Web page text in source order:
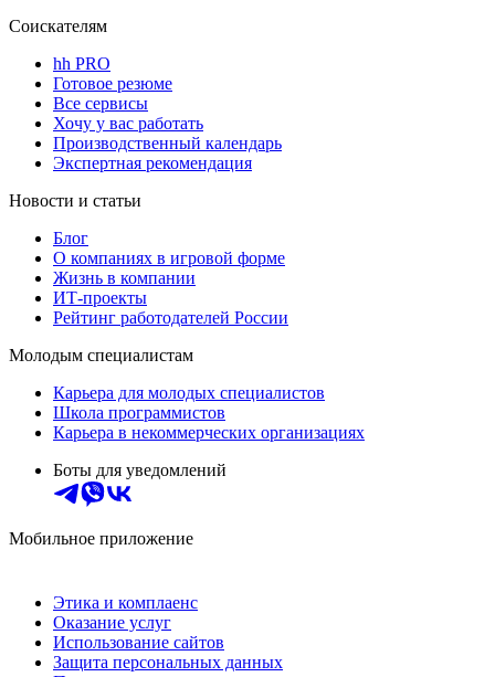
Соискателям
hh PRO
Готовое резюме
Все сервисы
Хочу у вас работать
Производственный календарь
Экспертная рекомендация
Новости и статьи
Блог
О компаниях в игровой форме
Жизнь в компании
ИТ-проекты
Рейтинг работодателей России
Молодым специалистам
Карьера для молодых специалистов
Школа программистов
Карьера в некоммерческих организациях
Боты для уведомлений
Мобильное приложение
Этика и комплаенс
Оказание услуг
Использование сайтов
Защита персональных данных